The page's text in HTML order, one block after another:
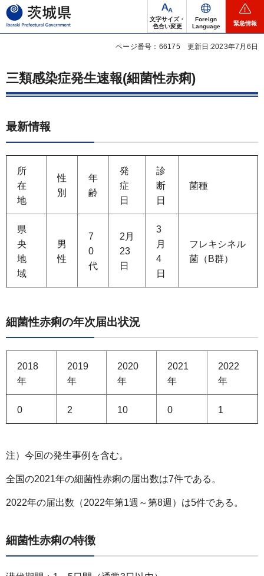
茨城県
文字サイズ・
色合い変更
Foreign
Language
緊急情報
ページ番号：66175 更新日:2023年7月6日
三類感染症発生速報(細菌性赤痢)
最新情報
所
在
地
性
別
年
齢
発
症
日
診
断
日
菌種
県
央
地
域
男
性
7
0
代
2月
23
日
3
月
4
日
フレキシネル
菌（B群）
細菌性赤痢の年次届出状況
2018
年
2019
年
2020
年
2021
年
2022
年
0 2 10 0 1
注）今回の発生事例を含む。
全国の2021年の細菌性赤痢の届出数は7件である。
2022年の届出数（2022年第1週～第8週）は5件である。
細菌性赤痢の特徴